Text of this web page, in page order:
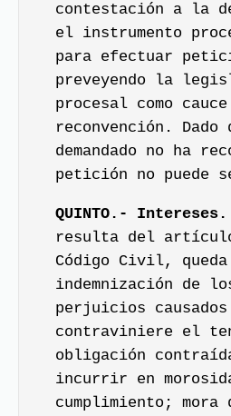
contestación a la
el instrumento
para efectuar
preveyendo la
procesal como
reconvención. Dado
demandado no ha
petición no puede
QUINTO.- Intereses.
resulta del
Código Civil,
indemnización de
perjuicios
contraviniere el
obligación
incurrir en
cumplimiento; mora